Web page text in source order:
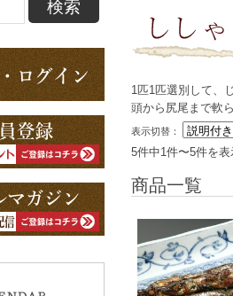
1匹1匹選別して、
頭から尻尾まで軟
表示切替：
5件中1件〜5件を表
商品一覧